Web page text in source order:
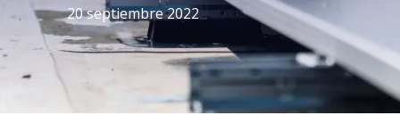
20 septiembre 2022